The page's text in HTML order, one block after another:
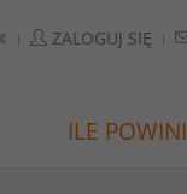
ZALOGUJ SIĘ
ILE